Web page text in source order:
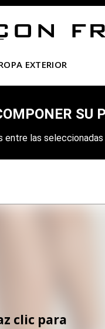
EXTERIOR
SU
entre las seleccionadas
clic para